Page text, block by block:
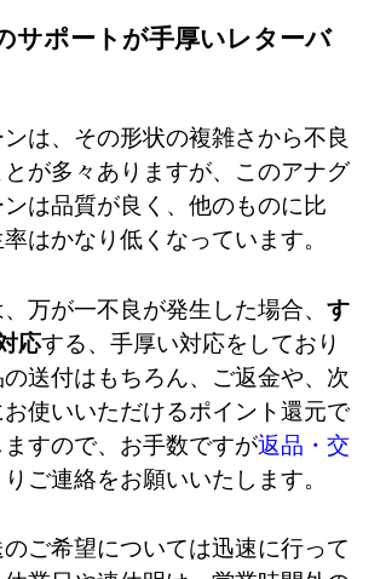
サポートが手厚いレターバ
は、その形状の複雑さから不良
が多々ありますが、このアナグ
は品質が良く、他のものに比
はかなり低くなっています。
万が一不良が発生した場合、す
応する、手厚い対応をしており
送付はもちろん、ご返金や、次
使いいただけるポイント還元で
すので、お手数ですが返品・交
りご連絡をお願いいたします。
ご希望については迅速に行って